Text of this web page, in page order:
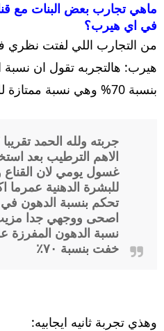
ماهي تجارب بعض البنات مع
في اي هيرب؟
من التجارب اللي لفتت نظري
هيرب: هالتجربه تقول ان
بنسبة 70% وهي نسبة ممتازة للي عندهم حب شباب كثير:
الاهم الترطيب بعد
غسول يومي لان
للبشرة الدهنية عمرما
تحكم بنسبة الدهون
اصحى ووجهي جدا مزيت
نسبة الدهون المفرزة
خفت بنسبة ٧٠٪
وهذي تجربة ثانيه ايجابيه: